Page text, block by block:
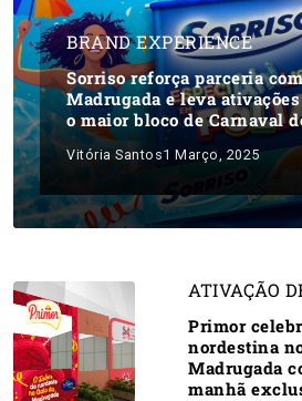
BRAND EXPERIENCE
Sorriso reforça parceria
Madrugada e leva
o maior bloco de Carnaval
Vitória Santos1 Março, 2025
ATIVAÇÃO
Primor
nordestina
Madrugada
manhã